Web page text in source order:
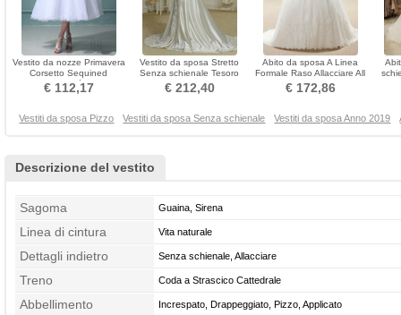
Vestito da nozze Primavera
Corsetto Sequined
Lunghezza tè Swing
€ 112,17
Vestito da sposa Stretto
Senza schienale Tesoro
Lungo Senza maniche
€ 212,40
Abito da sposa A Linea
Formale Raso Allacciare All
Aperto Sovrapposizione di
pizzo
€ 172,86
Vestiti da sposa Pizzo Vestiti da sposa Senza schienale Vestiti da sposa Anno 2019
Descrizione del vestito
Sagoma Guaina, Sirena
Linea di cintura Vita naturale
Dettagli indietro Senza schienale, Allacciare
Treno Coda a Strascico Cattedrale
Abbellimento Increspato, Drappeggiato, Pizzo, Applicato